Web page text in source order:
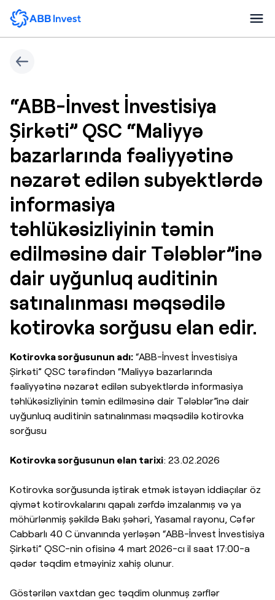
“ABB-İnvest İnvestisiya
Şirkəti” QSC “Maliyyə
bazarlarında fəaliyyətinə
nəzarət edilən subyektlərdə
informasiya
təhlükəsizliyinin təmin
edilməsinə dair Tələblər”inə
dair uyğunluq auditinin
satınalınması məqsədilə
kotirovka sorğusu elan edir.
Kotirovka sorğusunun adı: “ABB-İnvest İnvestisiya
Şirkəti” QSC tərəfindən “Maliyyə bazarlarında
fəaliyyətinə nəzarət edilən subyektlərdə informasiya
təhlükəsizliyinin təmin edilməsinə dair Tələblər”inə dair
uyğunluq auditinin satınalınması məqsədilə kotirovka
sorğusu
Kotirovka sorğusunun elan tarixi: 23.02.2026
Kotirovka sorğusunda iştirak etmək istəyən iddiaçılar öz
qiymət kotirovkalarını qapalı zərfdə imzalanmış və ya
möhürlənmiş şəkildə Bakı şəhəri, Yasamal rayonu, Cəfər
Cabbarlı 40 C ünvanında yerləşən “ABB-İnvest İnvestisiya
Şirkəti” QSC-nin ofisinə 4 mart 2026-cı il saat 17:00-a
qədər təqdim etməyiniz xahiş olunur.
Göstərilən vaxtdan gec təqdim olunmuş zərflər